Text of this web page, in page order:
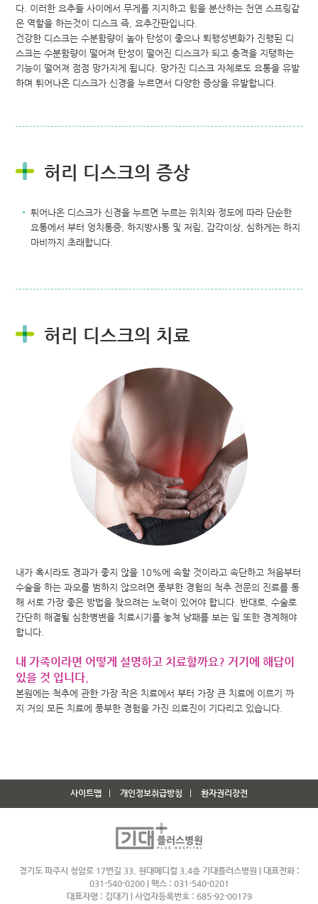
다. 이러한 요추들 사이에서 무게를 지지하고 힘을 분산하는 천연 스프링같
은 역할을 하는것이 디스크 즉, 요추간판입니다.
건강한 디스크는 수분함량이 높아 탄성이 좋으나 퇴행성변화가 진행된 디
스크는 수분함량이 떨어져 탄성이 떨어진 디스크가 되고 충격을 지탱하는
기능이 떨어져 점점 망가지게 됩니다. 망가진 디스크 자체로도 요통을 유발
하며 튀어나온 디스크가 신경을 누르면서 다양한 증상을 유발합니다.
허리 디스크의 증상
튀어나온 디스크가 신경을 누르면 누르는 위치와 정도에 따라 단순한
요통에서 부터 엉치통증, 하지방사통 및 저림, 감각이상, 심하게는 하지
마비까지 초래합니다.
허리 디스크의 치료
내가 혹시라도 경과가 좋지 않을 10%에 속할 것이라고 속단하고 처음부터
수술을 하는 과오를 범하지 않으려면 풍부한 경험의 척추 전문의 진료를 통
해 서로 가장 좋은 방법을 찾으려는 노력이 있어야 합니다. 반대로, 수술로
간단히 해결될 심한병변을 치료시기를 놓쳐 낭패를 보는 일 또한 경계해야
합니다.
내 가족이라면 어떻게 설명하고 치료할까요? 거기에 해답이
있을 것 입니다.
본원에는 척추에 관한 가장 작은 치료에서 부터 가장 큰 치료에 이르기 까
지 거의 모든 치료에 풍부한 경험을 가진 의료진이 기다리고 있습니다.
사이트맵 개인정보취급방침 환자권리장전
경기도 파주시 청암로 17번길 33, 현대메디컬 3,4층 기대플러스병원 | 대표전화 :
031-540-0200 | 팩스 : 031-540-0201
대표자명 : 김대기 | 사업자등록번호 : 685-92-00179